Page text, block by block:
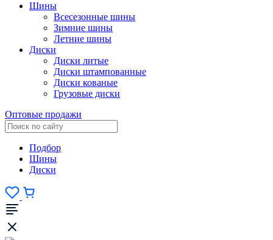
Шины
Всесезонные шины
Зимние шины
Летние шины
Диски
Диски литые
Диски штампованные
Диски кованые
Грузовые диски
Оптовые продажи
Подбор
Шины
Диски